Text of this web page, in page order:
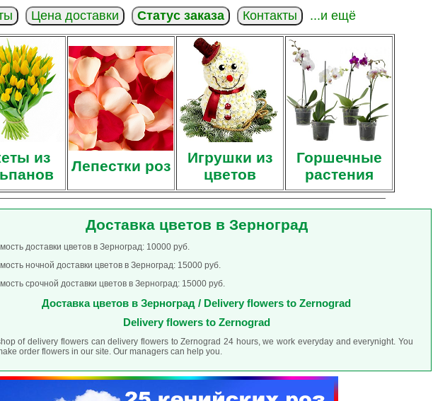
Цена доставки Статус заказа Контакты ...и ещё
из
Лепестки роз
Игрушки из
цветов
Горшечные
растения
Доставка цветов в Зерноград
доставки цветов в Зерноград: 10000 руб.
ночной доставки цветов в Зерноград: 15000 руб.
срочной доставки цветов в Зерноград: 15000 руб.
Доставка цветов в Зерноград / Delivery flowers to Zernograd
Delivery flowers to Zernograd
of delivery flowers can delivery flowers to Zernograd 24 hours, we work everyday and everynight. You
order flowers in our site. Our managers can help you.